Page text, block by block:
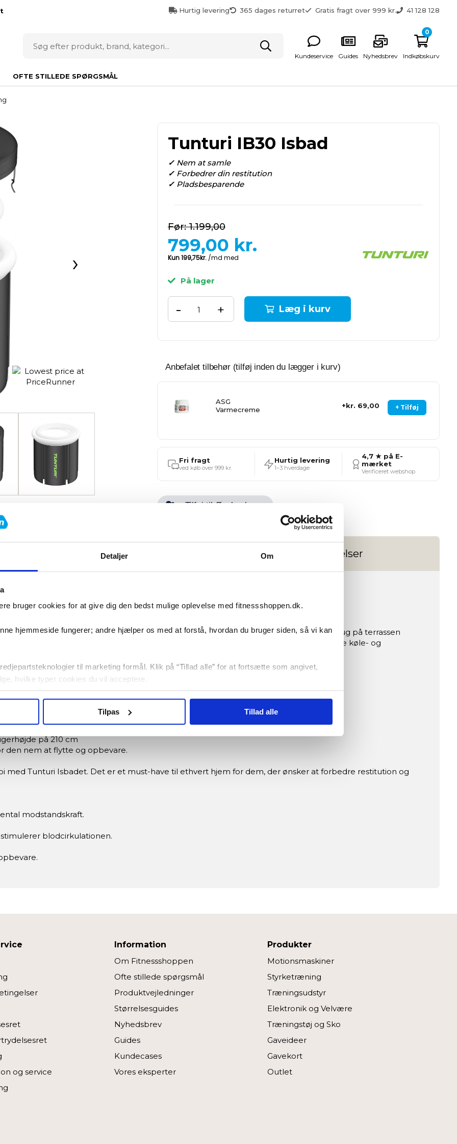
Detaljer Om
bruger cookies for at give dig den bedst mulige oplevelse med fitnessshoppen.dk.
hjemmeside fungerer; andre hjælper os med at forstå, hvordan du bruger siden, så vi kan
til marketing formål. Klik på “Tillad alle” for at fortsætte som angivet,
hvilke typer cookies du vil acceptere.
Tilpas Tillad alle
Hurtig levering 365 dages returret Gratis fragt over 999 kr. 41 128 128
Kundeservice Guides Nyhedsbrev Indkøbskurv
0
OFTE STILLEDE SPØRGSMÅL
›
Tunturi IB30 Isbad
✓ Nem at samle
✓ Forbedrer din restitution
✓ Pladsbesparende
1.199,00
799,00 kr.
På lager
+
- Læg i kurv
Anbefalet tilbehør (tilføj inden du lægger i kurv)
+ Tilføj
ASG
Varmecreme
kr. 69,00
Fri fragt
ved køb over 999 kr.
Hurtig levering
1–3 hverdage
4,7 ★ på E-
mærket
Verificeret webshop
Tilføj til Ønskeskyen
Specifikationer Anmeldelser
med Tunturi Isbadet. Designet til at være nemt og praktisk, dette isbad er perfekt til brug på terrassen
Letvægts og transportabelt, Tunturi Isbad er ideelt til dem, der søger effektive køle- og
cm i diameter, med plads til ca. 330 liter vand.
så du kan begynde at bruge den næsten med det samme.
på 210 cm
den nem at flytte og opbevare.
med Tunturi Isbadet. Det er et must-have til ethvert hjem for dem, der ønsker at forbedre restitution og
modstandskraft.
blodcirkulationen.
og service
Information
Om Fitnessshoppen
Ofte stillede spørgsmål
Produktvejledninger
Størrelsesguides
Nyhedsbrev
Guides
Kundecases
Vores eksperter
Produkter
Motionsmaskiner
Styrketræning
Træningsudstyr
Elektronik og Velvære
Træningstøj og Sko
Gaveideer
Gavekort
Outlet